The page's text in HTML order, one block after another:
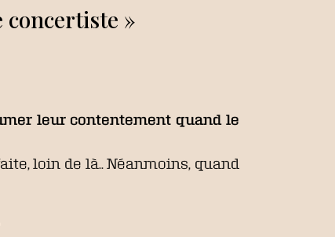
concertiste »
leur contentement quand le
loin de là.. Néanmoins, quand